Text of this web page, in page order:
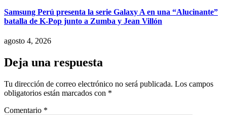
Samsung Perú presenta la serie Galaxy A en una “Alucinante”
batalla de K-Pop junto a Zumba y Jean Villón
agosto 4, 2026
Deja una respuesta
Tu dirección de correo electrónico no será publicada. Los campos
obligatorios están marcados con *
Comentario *